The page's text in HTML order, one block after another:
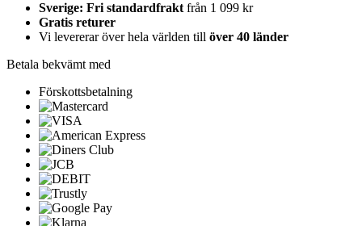
Sverige: Fri standardfrakt från 1 099 kr
Gratis returer
Vi levererar över hela världen till över 40 länder
Betala bekvämt med
Förskottsbetalning